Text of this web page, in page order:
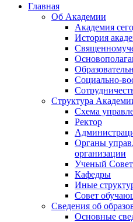
Главная
Об Академии
Академия
История
Социально-
Структура
Схема
Ректор
Органы
организации
Ученый Совет
Кафедры
Иные
Совет
Сведения об
Основные